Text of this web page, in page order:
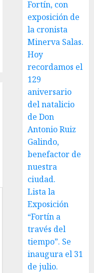
Fortín, con
exposición de
la cronista
Minerva Salas.
Hoy
recordamos el
129
aniversario
del natalicio
de Don
Antonio Ruiz
Galindo,
benefactor de
nuestra
ciudad.
Lista la
Exposición
“Fortín a
través del
tiempo”. Se
inaugura el 31
de julio.